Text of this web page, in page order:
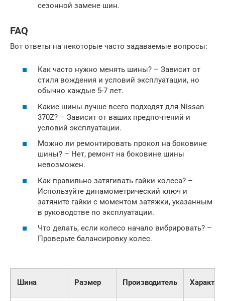
сезонной замене шин.
FAQ
Вот ответы на некоторые часто задаваемые вопросы:
Как часто нужно менять шины? – Зависит от
стиля вождения и условий эксплуатации, но
обычно каждые 5-7 лет.
Какие шины лучше всего подходят для Nissan
370Z? – Зависит от ваших предпочтений и
условий эксплуатации.
Можно ли ремонтировать прокол на боковине
шины? – Нет, ремонт на боковине шины
невозможен.
Как правильно затягивать гайки колеса? –
Используйте динамометрический ключ и
затяните гайки с моментом затяжки, указанным
в руководстве по эксплуатации.
Что делать, если колесо начало вибрировать? –
Проверьте балансировку колес.
Шина Размер Производитель